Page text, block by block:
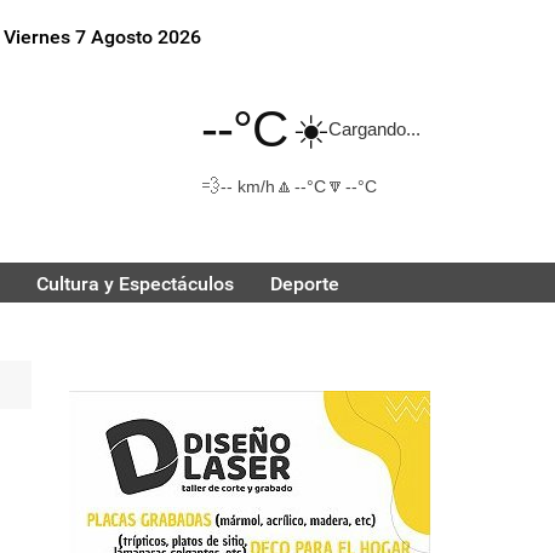
Viernes 7 Agosto 2026
--°C☀️Cargando...
💨-- km/h 🔼 --°C🔽 --°C
Cultura y Espectáculos Deporte